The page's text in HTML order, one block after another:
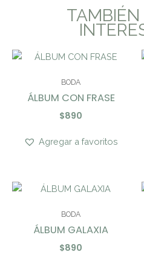
TAMBIÉN
BODA
ÁLBUM CON FRASE
$890
Agregar a favoritos
BODA
ÁLBUM GALAXIA
$890